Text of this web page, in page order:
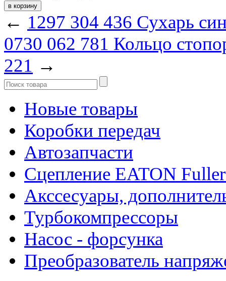
← 1297 304 436 Сухарь
0730 062 781 Кольцо
221 →
Новые товары
Коробки передач
Автозапчасти
Сцепление EATON
Акссесуары,
Турбокомпрессоры
Насос - форсунка
Преобразователь